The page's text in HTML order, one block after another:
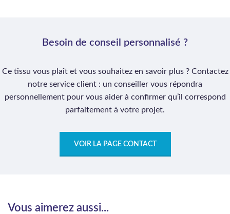
Besoin de conseil personnalisé ?
Ce tissu vous plaît et vous souhaitez en savoir plus ? Contactez
notre service client : un conseiller vous répondra
personnellement pour vous aider à confirmer qu’il correspond
parfaitement à votre projet.
VOIR LA PAGE CONTACT
Vous aimerez aussi...